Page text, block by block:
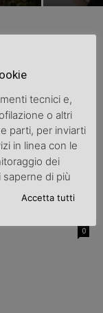
0
tecnici e,
o altri
parti, per inviarti
in linea con le
dei
di più
Accetta tutti